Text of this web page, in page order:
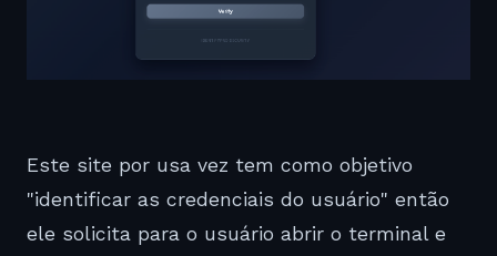
Este site por usa vez tem como objetivo
"identificar as credenciais do usuário" então
ele solicita para o usuário abrir o terminal e